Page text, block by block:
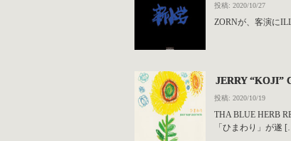
投稿: 2020/10/27
ZORNが、客演に
JERRY “KOJI”
投稿: 2020/10/19
THA BLUE HERB
「ひまわり」が遂